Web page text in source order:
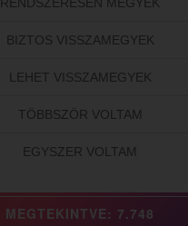
BIZTOS VISSZAMEGYEK
LEHET VISSZAMEGYEK
TÖBBSZÖR VOLTAM
EGYSZER VOLTAM
MEGTEKINTVE: 7.748